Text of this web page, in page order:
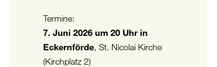
Termine:
7. Juni 2026 um 20 Uhr in
Eckernförde, St. Nicolai Kirche
(Kirchplatz 2)